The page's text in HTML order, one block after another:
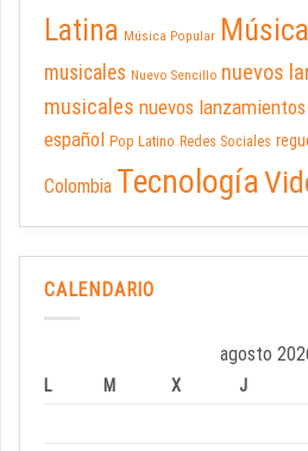
Latina Música Popular
musicales Nuevo Sencillo nuevos
musicales nuevos
español Pop Latino Redes Sociales
Colombia Tecnología
CALENDARIO
agosto
L M X J